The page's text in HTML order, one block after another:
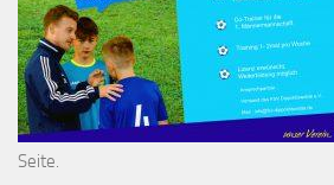
Seite.